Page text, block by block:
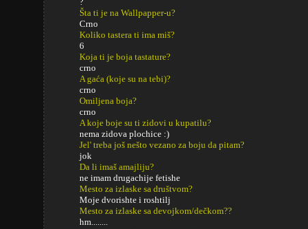
Šta ti je na Wallpapper-u?
Crno
Koliko tastera ti ima miš?
6
Koja ti je boja tastature?
crno
A gaća (koje su na tebi)?
crno
Omiljena boja?
crno
A koje boje su ti zidovi u kupatilu?
nema zidova plochice :)
Jel' treba još nešto vezano za boju da pitam?
jok
Da li imaš amajliju?
ne imam drugachije fetishe
Mesto za izlaske sa društvom?
Moje dvorishte i roshtilj
Mesto za izlaske sa devojkom/dečkom??
hm........